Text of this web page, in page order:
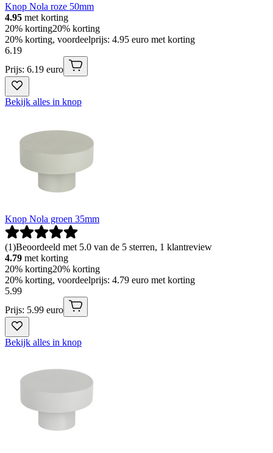
Knop Nola roze 50mm
4.95 met korting
20% korting20% korting
20% korting, voordeelprijs: 4.95 euro met korting
6.19
Prijs: 6.19 euro
Bekijk alles in knop
Knop Nola groen 35mm
(1)Beoordeeld met 5.0 van de 5 sterren, 1 klantreview
4.79 met korting
20% korting20% korting
20% korting, voordeelprijs: 4.79 euro met korting
5.99
Prijs: 5.99 euro
Bekijk alles in knop